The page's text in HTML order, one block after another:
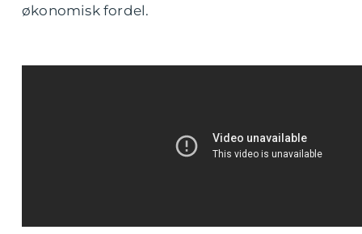
økonomisk fordel.